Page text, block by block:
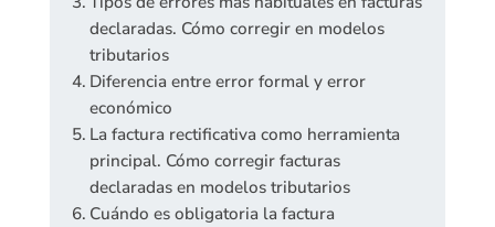
declaradas. Cómo corregir en modelos
tributarios
Diferencia entre error formal y error
económico
La factura rectificativa como herramienta
principal. Cómo corregir facturas
declaradas en modelos tributarios
Cuándo es obligatoria la factura